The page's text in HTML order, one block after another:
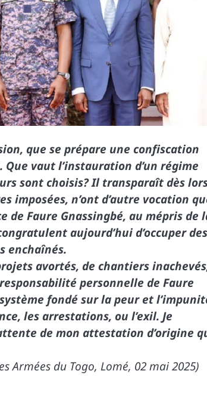
que se prépare une confiscation
vaut l’instauration d’un régime
sont choisis? Il transparaît dès
imposées, n’ont d’autre vocation
de Faure Gnassingbé, au mépris de
aujourd’hui d’occuper des
enchaînés.
avortés, de chantiers
personnelle de Faure
fondé sur la peur et
les arrestations, ou l’exil. Je
de mon attestation d’origine
Armées du Togo, Lomé, 02 mai 2025)